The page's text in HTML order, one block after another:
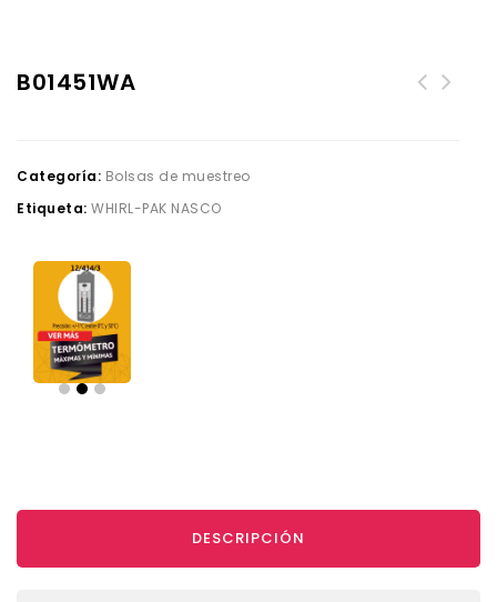
B01451WA
Categoría: Bolsas de muestreo
Etiqueta: WHIRL-PAK NASCO
DESCRIPCIÓN